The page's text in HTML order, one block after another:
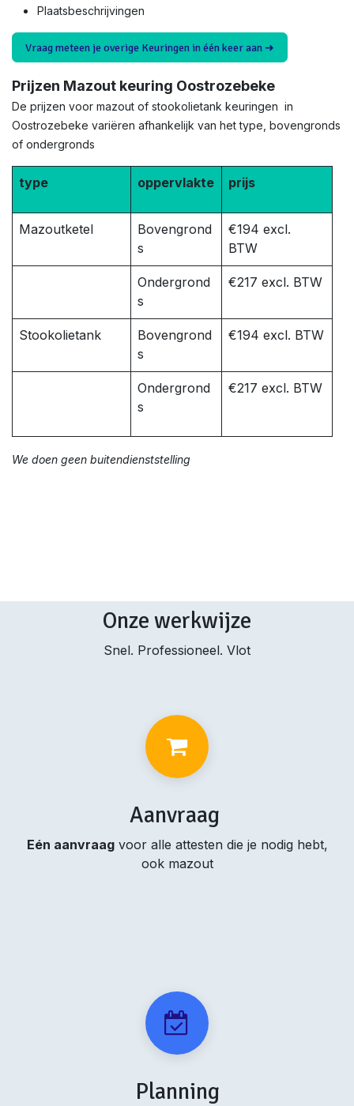
Plaatsbeschrijvingen
Vraag meteen je overige Keuringen in één keer aan ➜
Prijzen Mazout keuring Oostrozebeke
De prijzen voor mazout of stookolietank keuringen in
Oostrozebeke variëren afhankelijk van het type, bovengronds
of ondergronds
type oppervlakte prijs
Mazoutketel
Bovengrond
s
€194 excl.
BTW
Ondergrond
s
€217 excl. BTW
Stookolietank
Bovengrond
s
€194 excl. BTW
Ondergrond
s
€217 excl. BTW
We doen geen buitendienststelling
Onze werkwijze
Snel. Professioneel. Vlot
Aanvraag
Eén aanvraagvoor alle attesten die je nodig hebt,
ook mazout
Planning